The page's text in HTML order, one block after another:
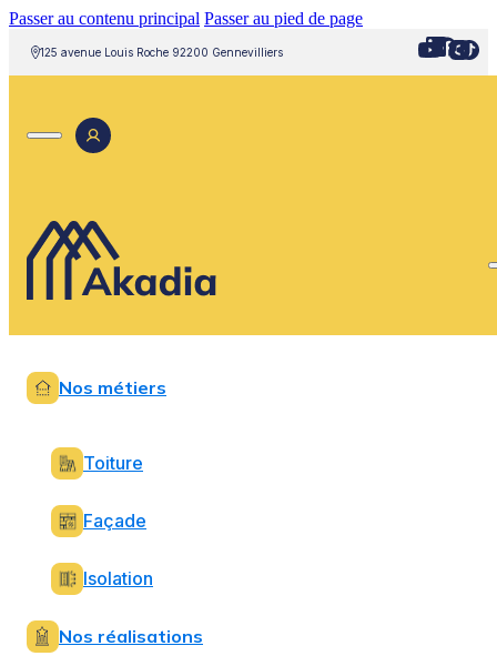
Passer au contenu principal Passer au pied de page
125 avenue Louis Roche 92200 Gennevilliers
Nos métiers
Toiture
Façade
Isolation
Nos réalisations